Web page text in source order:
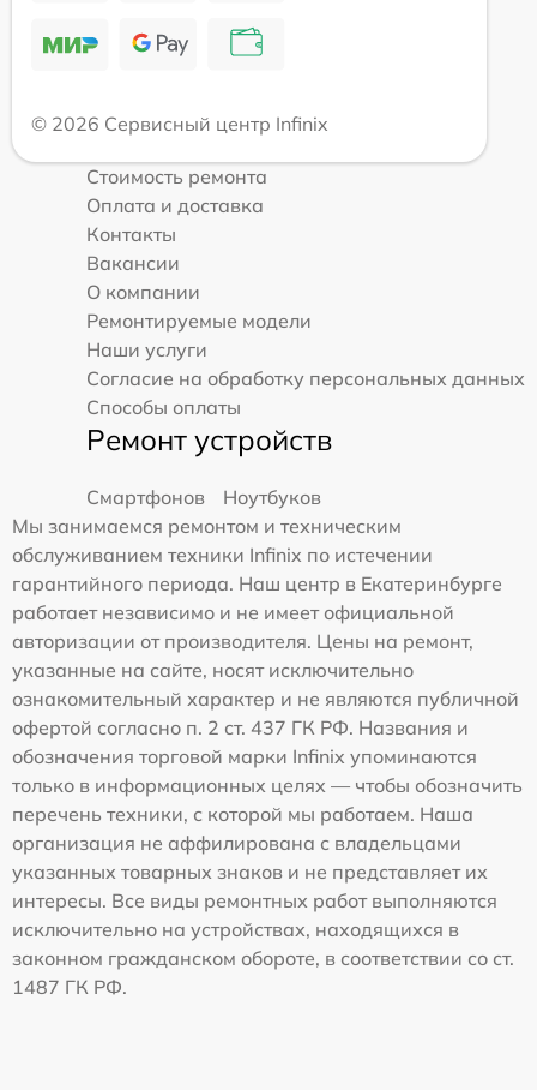
© 2026 Сервисный центр Infinix
Стоимость ремонта
Оплата и доставка
Контакты
Вакансии
О компании
Ремонтируемые модели
Наши услуги
Согласие на обработку персональных данных
Способы оплаты
Ремонт устройств
Смартфонов
Ноутбуков
Мы занимаемся ремонтом и техническим
обслуживанием техники Infinix по истечении
гарантийного периода. Наш центр в Екатеринбурге
работает независимо и не имеет официальной
авторизации от производителя. Цены на ремонт,
указанные на сайте, носят исключительно
ознакомительный характер и не являются публичной
офертой согласно п. 2 ст. 437 ГК РФ. Названия и
обозначения торговой марки Infinix упоминаются
только в информационных целях — чтобы обозначить
перечень техники, с которой мы работаем. Наша
организация не аффилирована с владельцами
указанных товарных знаков и не представляет их
интересы. Все виды ремонтных работ выполняются
исключительно на устройствах, находящихся в
законном гражданском обороте, в соответствии со ст.
1487 ГК РФ.